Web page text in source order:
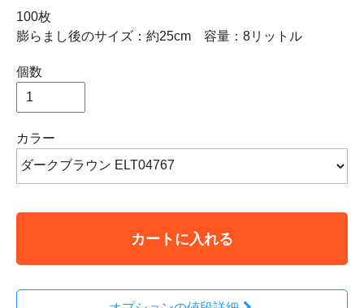
100枚
膨らまし後のサイズ：約25cm 容量：8リットル
個数
カラー
カートに入れる